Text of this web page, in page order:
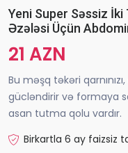
Yeni Super Səssiz İki
Əzələsi Üçün
21 AZN
Bu məşq təkəri
gücləndirir və formaya
asan tutma qolu vardır.
Birkartla 6 ay faizsiz